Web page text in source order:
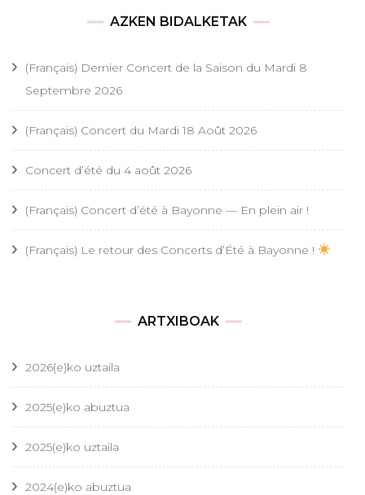
AZKEN BIDALKETAK
(Français) Dernier Concert de la Saison du Mardi 8
Septembre 2026
(Français) Concert du Mardi 18 Août 2026
Concert d’été du 4 août 2026
(Français) Concert d’été à Bayonne — En plein air !
(Français) Le retour des Concerts d’Été à Bayonne !
ARTXIBOAK
2026(e)ko uztaila
2025(e)ko abuztua
2025(e)ko uztaila
2024(e)ko abuztua